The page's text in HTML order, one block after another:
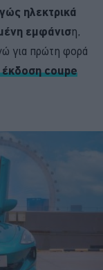
ηλεκτρικά
εμφάνιση,
για πρώτη φορά
έκδοση coupe